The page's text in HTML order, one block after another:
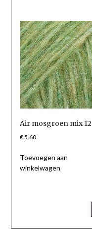
Air mosgroen mix 12
€5.60
Toevoegen aan
winkelwagen